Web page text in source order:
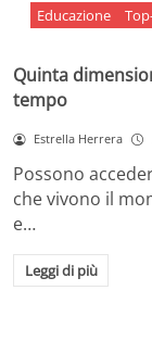
Educazione
Quinta
tempo
Estrella Herrera
Possono
che vivono il
e…
Leggi di più